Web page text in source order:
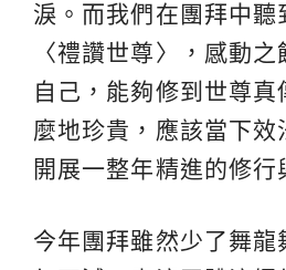
淚。而我們在團拜中聽
〈禮讚世尊〉，感動
自己，能夠修到世尊真
麼地珍貴，應該當下效
開展一整年精進的修行
今年團拜雖然少了舞龍